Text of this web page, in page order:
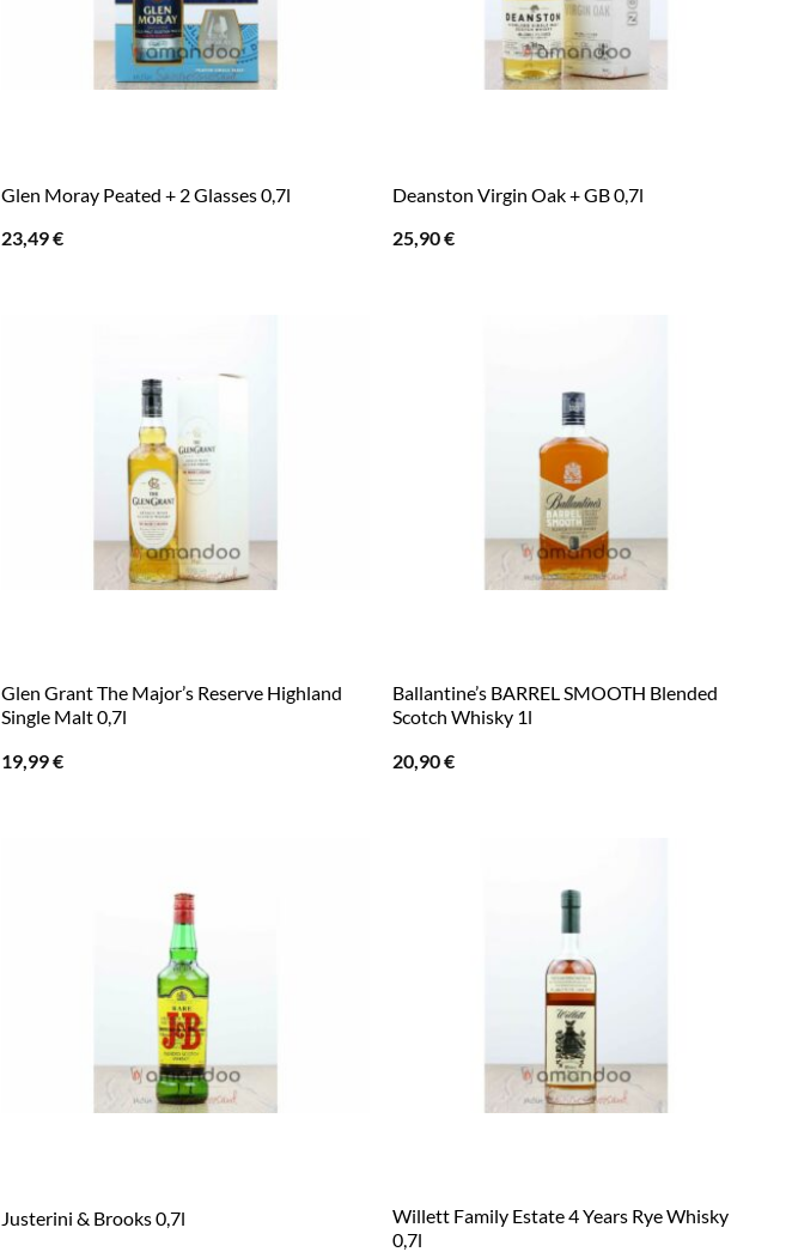
Glen Moray Peated + 2 Glasses 0,7l
23,49€
Deanston Virgin Oak + GB 0,7l
25,90€
Glen Grant The Major’s Reserve Highland
Single Malt 0,7l
19,99€
Ballantine’s BARREL SMOOTH Blended
Scotch Whisky 1l
20,90€
Justerini & Brooks 0,7l
Willett Family Estate 4 Years Rye Whisky
0,7l